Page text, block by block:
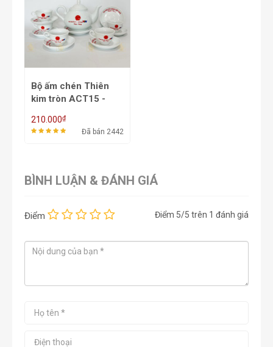
Bộ ấm chén Thiên
kim tròn ACT15 -
210.000₫
Đã bán 2442
BÌNH LUẬN & ĐÁNH GIÁ
Điểm Điểm 5/5 trên 1 đánh giá